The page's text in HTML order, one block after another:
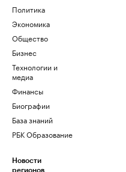
Политика
Экономика
Общество
Бизнес
Технологии и
медиа
Финансы
Биографии
База знаний
РБК Образование
Новости
регионов